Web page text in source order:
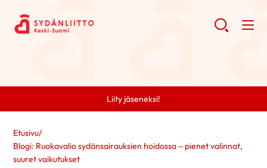
Liity jäseneksi!
Etusivu/
Blogi: Ruokavalio sydänsairauksien hoidossa – pienet valinnat,
suuret vaikutukset